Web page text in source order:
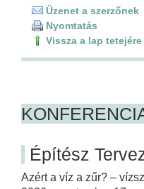
Üzenet a szerzőnek
Nyomtatás
Vissza a lap tetejére
Építész
Azért a víz a zűr? –